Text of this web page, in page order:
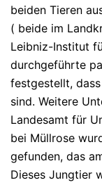
beiden Tieren
( beide im
Leibniz-Institut
durchgeführte
festgestellt,
sind. Weitere
Landesamt für
bei Müllrose
gefunden, das
Dieses Jungtier